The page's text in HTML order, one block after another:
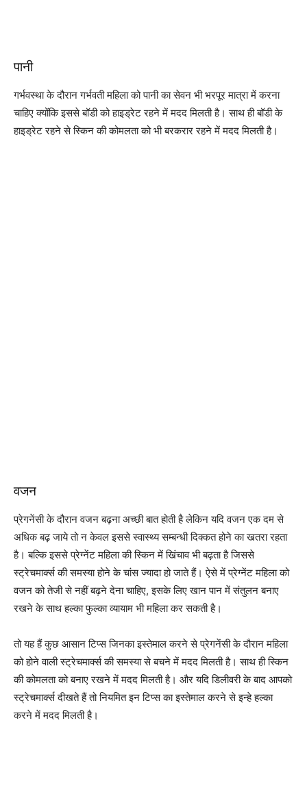
पानी
गर्भवस्था के दौरान गर्भवती महिला को पानी का सेवन भी भरपूर मात्रा में करना
चाहिए क्योंकि इससे बॉडी को हाइड्रेट रहने में मदद मिलती है। साथ ही बॉडी के
हाइड्रेट रहने से स्किन की कोमलता को भी बरकरार रहने में मदद मिलती है।
वजन
प्रेगनेंसी के दौरान वजन बढ़ना अच्छी बात होती है लेकिन यदि वजन एक दम से
अधिक बढ़ जाये तो न केवल इससे स्वास्थ्य सम्बन्धी दिक्कत होने का खतरा रहता
है। बल्कि इससे प्रेग्नेंट महिला की स्किन में खिंचाव भी बढ़ता है जिससे
स्ट्रेचमार्क्स की समस्या होने के चांस ज्यादा हो जाते हैं। ऐसे में प्रेग्नेंट महिला को
वजन को तेजी से नहीं बढ़ने देना चाहिए, इसके लिए खान पान में संतुलन बनाए
रखने के साथ हल्का फुल्का व्यायाम भी महिला कर सकती है।
तो यह हैं कुछ आसान टिप्स जिनका इस्तेमाल करने से प्रेगनेंसी के दौरान महिला
को होने वाली स्ट्रेचमार्क्स की समस्या से बचने में मदद मिलती है। साथ ही स्किन
की कोमलता को बनाए रखने में मदद मिलती है। और यदि डिलीवरी के बाद आपको
स्ट्रेचमार्क्स दीखते हैं तो नियमित इन टिप्स का इस्तेमाल करने से इन्हे हल्का
करने में मदद मिलती है।